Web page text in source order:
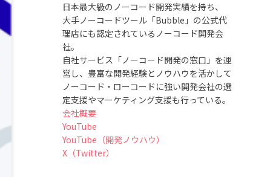
日本最大級のノーコード開発実績を持ち、
大手ノーコードツール「Bubble」の公式代
理店にも認定されているノーコード開発会
社。
自社サービス「ノーコード開発の窓口」を運
営し、豊富な開発経験とノウハウを活かして
ノーコード・ローコードに強い開発会社の選
定支援やマーケティング支援も行っている。
会社概要
YouTube
YouTube（開発ノウハウ）
X（Twitter）